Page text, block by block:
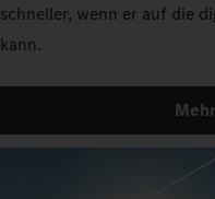
schneller, wenn er auf die
kann.